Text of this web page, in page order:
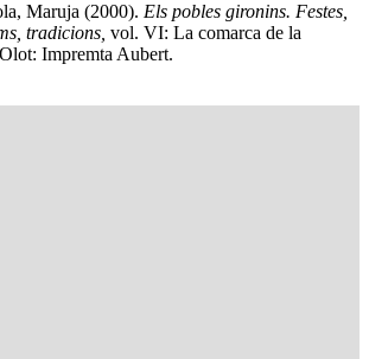
Maruja (2000). Els pobles gironins. Festes,
tradicions, vol. VI: La comarca de la
Impremta Aubert.